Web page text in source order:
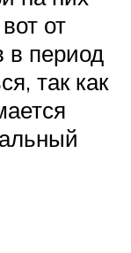
от
в период
так как